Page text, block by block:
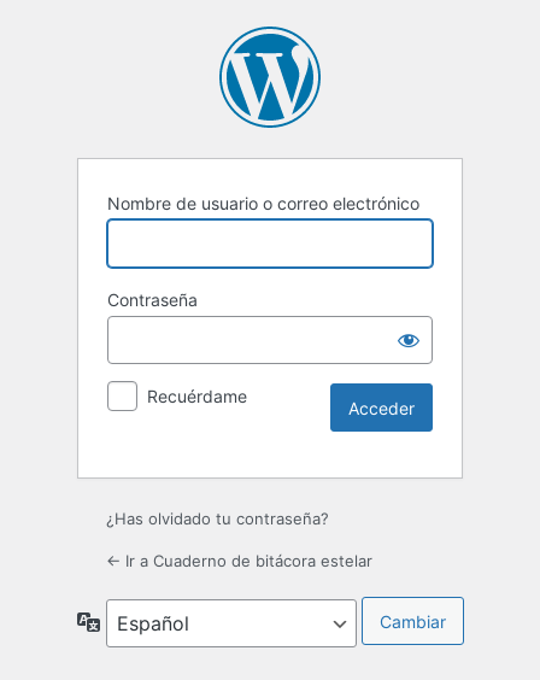
Nombre de usuario o correo electrónico
Contraseña
Recuérdame
¿Has olvidado tu contraseña?
← Ir a Cuaderno de bitácora estelar
Idioma